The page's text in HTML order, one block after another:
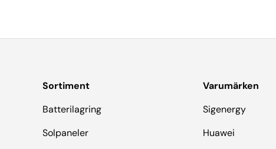
Sortiment
Batterilagring
Solpaneler
Varumärken
Sigenergy
Huawei